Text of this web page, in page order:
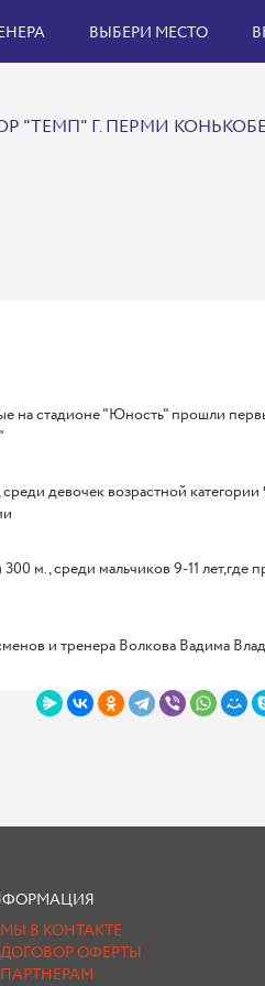
ВЫБЕРИ МЕСТО
"ТЕМП" Г. ПЕРМИ
на стадионе "Юность" прошли
девочек возрастной
м., среди мальчиков 9-11
и тренера Волкова Вадима
МЫ В КОНТАКТЕ
ДОГОВОР ОФЕРТЫ
ПАРТНЕРАМ